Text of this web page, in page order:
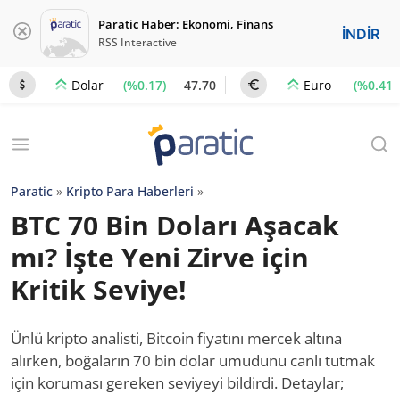
Paratic Haber: Ekonomi, Finans
RSS Interactive İNDİR
Dolar (%0.17) 47.70 Euro (%0.41)
Paratic » Kripto Para Haberleri »
BTC 70 Bin Doları Aşacak
mı? İşte Yeni Zirve için
Kritik Seviye!
Ünlü kripto analisti, Bitcoin fiyatını mercek altına
alırken, boğaların 70 bin dolar umudunu canlı tutmak
için koruması gereken seviyeyi bildirdi. Detaylar;